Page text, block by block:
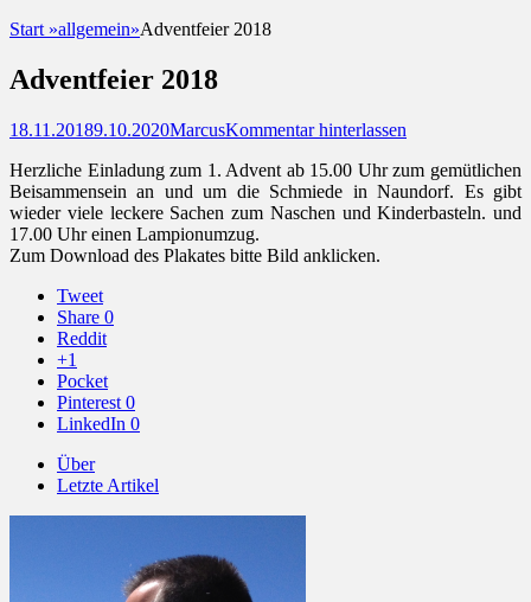
Start »allgemein»Adventfeier 2018
Adventfeier 2018
Posted
18.11.20189.10.2020Autor
MarcusKommentar hinterlassen
Herzliche Einladung zum 1. Advent ab 15.00 Uhr zum gemütlichen
Beisammensein an und um die Schmiede in Naundorf. Es gibt
wieder viele leckere Sachen zum Naschen und Kinderbasteln. und
17.00 Uhr einen Lampionumzug.
Zum Download des Plakates bitte Bild anklicken.
Tweet
Share 0
Reddit
+1
Pocket
Pinterest 0
LinkedIn 0
Über
Letzte Artikel